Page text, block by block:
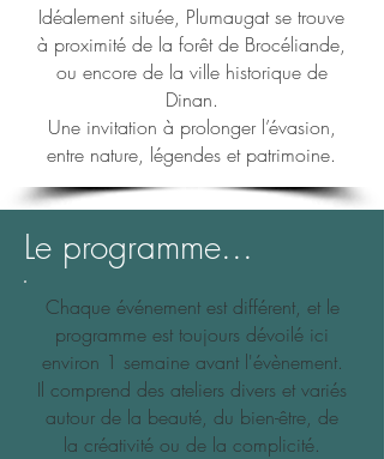
Idéalement située, Plumaugat se trouve
à proximité de la forêt de Brocéliande,
ou encore de la ville historique de
Dinan.
Une invitation à prolonger l’évasion,
entre nature, légendes et patrimoine.
Le programme...
Chaque événement est différent, et le
programme est toujours dévoilé ici
environ 1 semaine avant l'évènement.
Il comprend des ateliers divers et variés
autour de la beauté, du bien-être, de
la créativité ou de la complicité.